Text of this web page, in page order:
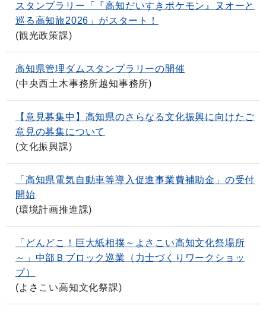
スタンプラリー「『高知だいすきポケモン』ヌオーと
巡る高知旅2026」がスタート！
(観光政策課)
高知県管理ダムスタンプラリーの開催
(中央西土木事務所越知事務所)
【意見募集中】高知県のさらなる文化振興に向けたご
意見の募集について
(文化振興課)
「高知県電気自動車等導入促進事業費補助金」の受付
開始
(環境計画推進課)
「どんどこ！巨大紙相撲～よさこい高知文化祭場所
～」中部Ｂブロック巡業（力士づくりワークショッ
プ）
(よさこい高知文化祭課)